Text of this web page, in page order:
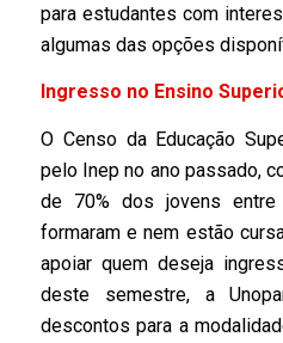
para estudantes com
algumas das opções
Ingresso no Ensino
O Censo da Educação
pelo Inep no ano passado,
de 70% dos jovens
formaram e nem estão
apoiar quem deseja
deste semestre, a
descontos para a